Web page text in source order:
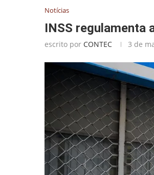
Notícias
INSS regulamenta
escrito por CONTEC 3 de